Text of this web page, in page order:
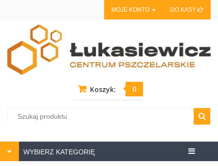
MOJE KONTO DO KASY
Koszyk: 0
Centrum
WYBIERZ KATEGORIĘ